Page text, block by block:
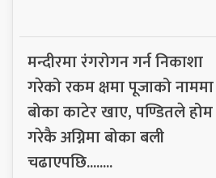
मन्दीरमा रंगरोगन गर्न निकाशा
गरेको रकम क्षमा पूजाको नाममा
बोका काटेर खाए, पण्डितले होम
गरेकै अग्निमा बोका बली
चढाएपछि........